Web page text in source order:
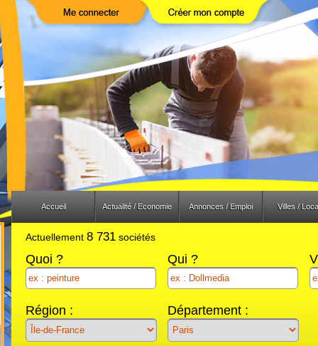
Accueil Actualité / Economie Annonces / Emploi Villes /
Actuellement 8 731 sociétés
Quoi ? Qui ?
Région : Département :